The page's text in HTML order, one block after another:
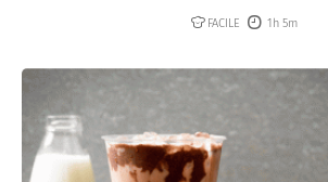
FACILE 1h 5m